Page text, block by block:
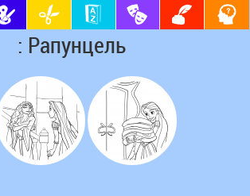
: Рапунцель